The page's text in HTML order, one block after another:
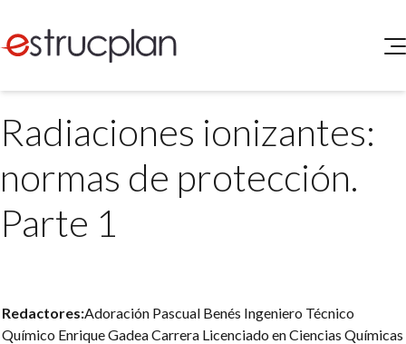
SERVICIOS
Medio Ambiente
Legislación
INGRESAR
Portal de Clientes
Matriz Profesional
Radiaciones ionizantes:
normas de protección.
Parte 1
Redactores:Adoración Pascual Benés Ingeniero Técnico
Químico Enrique Gadea Carrera Licenciado en Ciencias Químicas